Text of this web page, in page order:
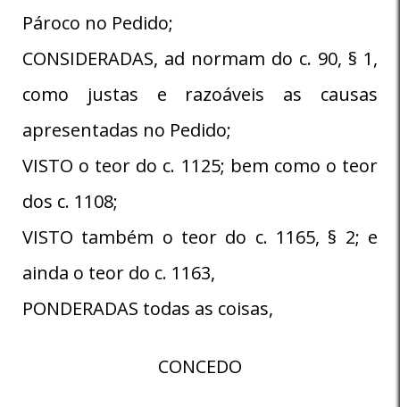
Pároco no Pedido;
CONSIDERADAS, ad normam do c. 90, § 1,
como justas e razoáveis as causas
apresentadas no Pedido;
VISTO o teor do c. 1125; bem como o teor
dos c. 1108;
VISTO também o teor do c. 1165, § 2; e
ainda o teor do c. 1163,
PONDERADAS todas as coisas,
CONCEDO